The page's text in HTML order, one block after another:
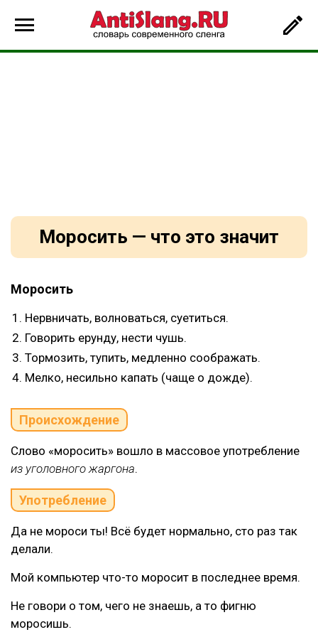
Моросить — что это значит
Моросить
Нервничать, волноваться, суетиться.
Говорить ерунду, нести чушь.
Тормозить, тупить, медленно соображать.
Мелко, несильно капать (чаще о дожде).
Происхождение
Слово «моросить» вошло в массовое употребление
из уголовного жаргона.
Употребление
Да не мороси ты! Всё будет нормально, сто раз так
делали.
Мой компьютер что-то моросит в последнее время.
Не говори о том, чего не знаешь, а то фигню
моросишь.